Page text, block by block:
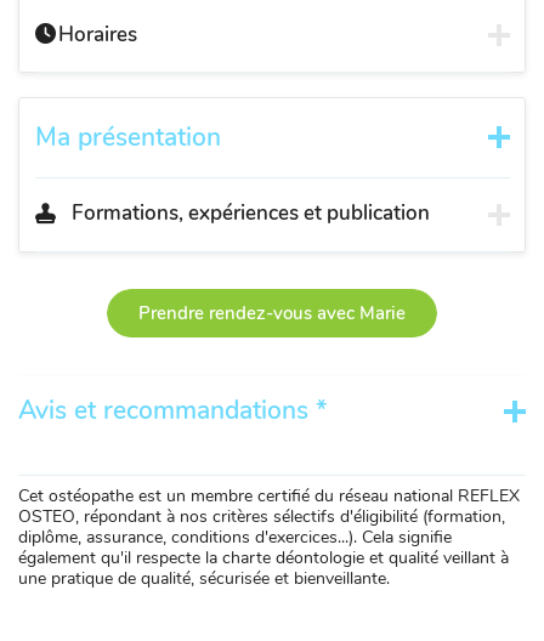
Horaires
Ma présentation
Formations, expériences et publication
Prendre rendez-vous avec Marie
Avis et recommandations *
Cet ostéopathe est un membre certifié du réseau national REFLEX
OSTEO, répondant à nos critères sélectifs d'éligibilité (formation,
diplôme, assurance, conditions d'exercices...). Cela signifie
également qu'il respecte la charte déontologie et qualité veillant à
une pratique de qualité, sécurisée et bienveillante.